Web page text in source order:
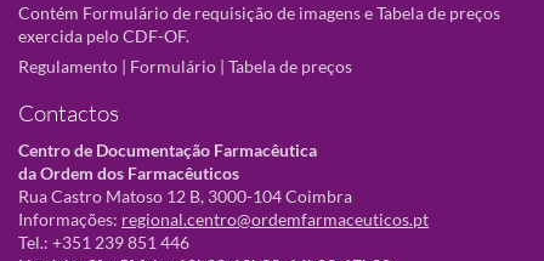
Contém Formulário de requisição de imagens e Tabela de preços
exercida pelo CDF-OF.
Regulamento | Formulário | Tabela de preços
Contactos
Centro de Documentação Farmacêutica
da Ordem dos Farmacêuticos
Rua Castro Matoso 12 B, 3000-104 Coimbra
Informações: regional.centro@ordemfarmaceuticos.pt
Tel.: +351 239 851 446